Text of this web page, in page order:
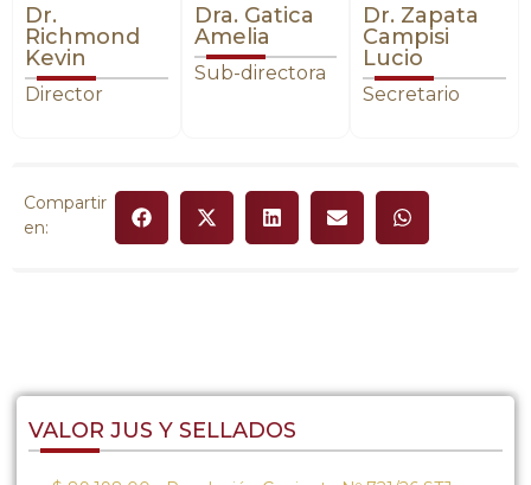
Dr.
Richmond
Kevin
Director
Dra. Gatica
Amelia
Sub-directora
Dr. Zapata
Campisi
Lucio
Secretario
Compartir
en:
VALOR JUS Y SELLADOS